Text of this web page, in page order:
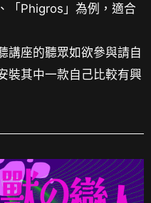
「Phigros」為例， 適合
講座的聽眾如欲參與請自
裝其中一款自己比較有興